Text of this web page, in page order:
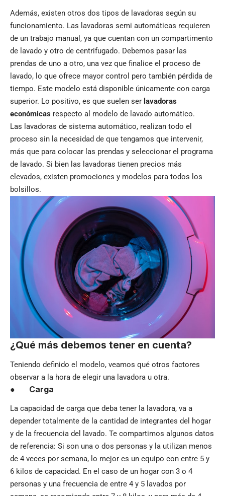
Además, existen otros dos tipos de lavadoras según su
funcionamiento. Las lavadoras semi automáticas requieren
de un trabajo manual, ya que cuentan con un compartimento
de lavado y otro de centrifugado. Debemos pasar las
prendas de uno a otro, una vez que finalice el proceso de
lavado, lo que ofrece mayor control pero también pérdida de
tiempo. Este modelo está disponible únicamente con carga
superior. Lo positivo, es que suelen ser lavadoras
económicas respecto al modelo de lavado automático.
Las lavadoras de sistema automático, realizan todo el
proceso sin la necesidad de que tengamos que intervenir,
más que para colocar las prendas y seleccionar el programa
de lavado. Si bien las lavadoras tienen precios más
elevados, existen promociones y modelos para todos los
bolsillos.
¿Qué más debemos tener en cuenta?
Teniendo definido el modelo, veamos qué otros factores
observar a la hora de elegir una lavadora u otra.
● Carga
La capacidad de carga que deba tener la lavadora, va a
depender totalmente de la cantidad de integrantes del hogar
y de la frecuencia del lavado. Te compartimos algunos datos
de referencia: Si son una o dos personas y la utilizan menos
de 4 veces por semana, lo mejor es un equipo con entre 5 y
6 kilos de capacidad. En el caso de un hogar con 3 o 4
personas y una frecuencia de entre 4 y 5 lavados por